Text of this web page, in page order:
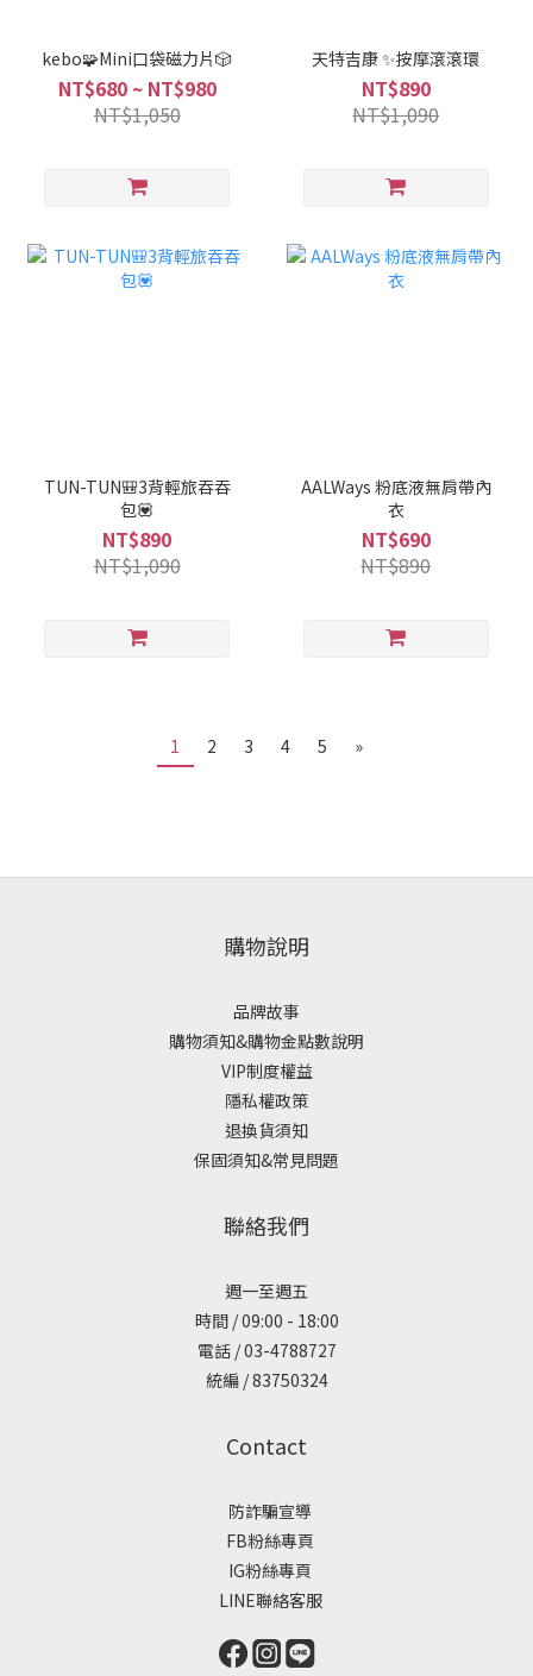
kebo🧩Mini口袋磁力片🎲
NT$680 ~ NT$980
NT$1,050
天特吉康 ✨按摩滾滾環
NT$890
NT$1,090
TUN-TUN🎒3背輕旅吞吞
包💟
NT$890
NT$1,090
AALWays 粉底液無肩帶內
衣
NT$690
NT$890
1 2 3 4 5 »
購物說明
品牌故事
購物須知&購物金點數說明
VIP制度權益
隱私權政策
退換貨須知
保固須知&常見問題
聯絡我們
週一至週五
時間 / 09:00 - 18:00
電話 / 03-4788727
統編 / 83750324
Contact
防詐騙宣導
FB粉絲專頁
IG粉絲專頁
LINE聯絡客服